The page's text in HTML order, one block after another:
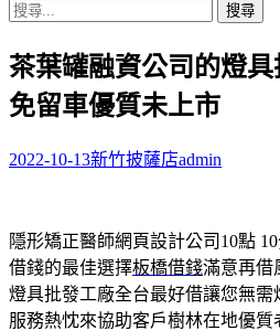
搜
關
鍵
字:
茶葉罐融資公司的燈
免留車優質未上市
2022-10-13新竹披薩店admin
隱形矯正醫師網頁設計公司10點
借錢的最佳選擇板橋借錢滿意再借
燈具批發工廠全台最好借讓您無需
服務熱忱來協助客戶樹林在地優質